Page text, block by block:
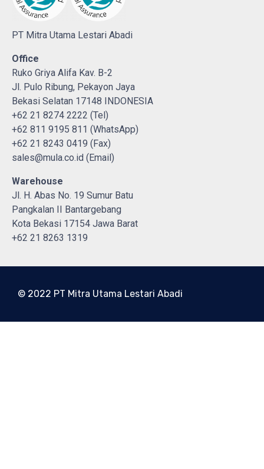
PT Mitra Utama Lestari Abadi
Office
Ruko Griya Alifa Kav. B-2
Jl. Pulo Ribung, Pekayon Jaya
Bekasi Selatan 17148 INDONESIA
+62 21 8274 2222 (Tel)
+62 811 9195 811 (WhatsApp)
+62 21 8243 0419 (Fax)
sales@mula.co.id (Email)
Warehouse
Jl. H. Abas No. 19 Sumur Batu
Pangkalan II Bantargebang
Kota Bekasi 17154 Jawa Barat
+62 21 8263 1319
© 2022 PT Mitra Utama Lestari Abadi